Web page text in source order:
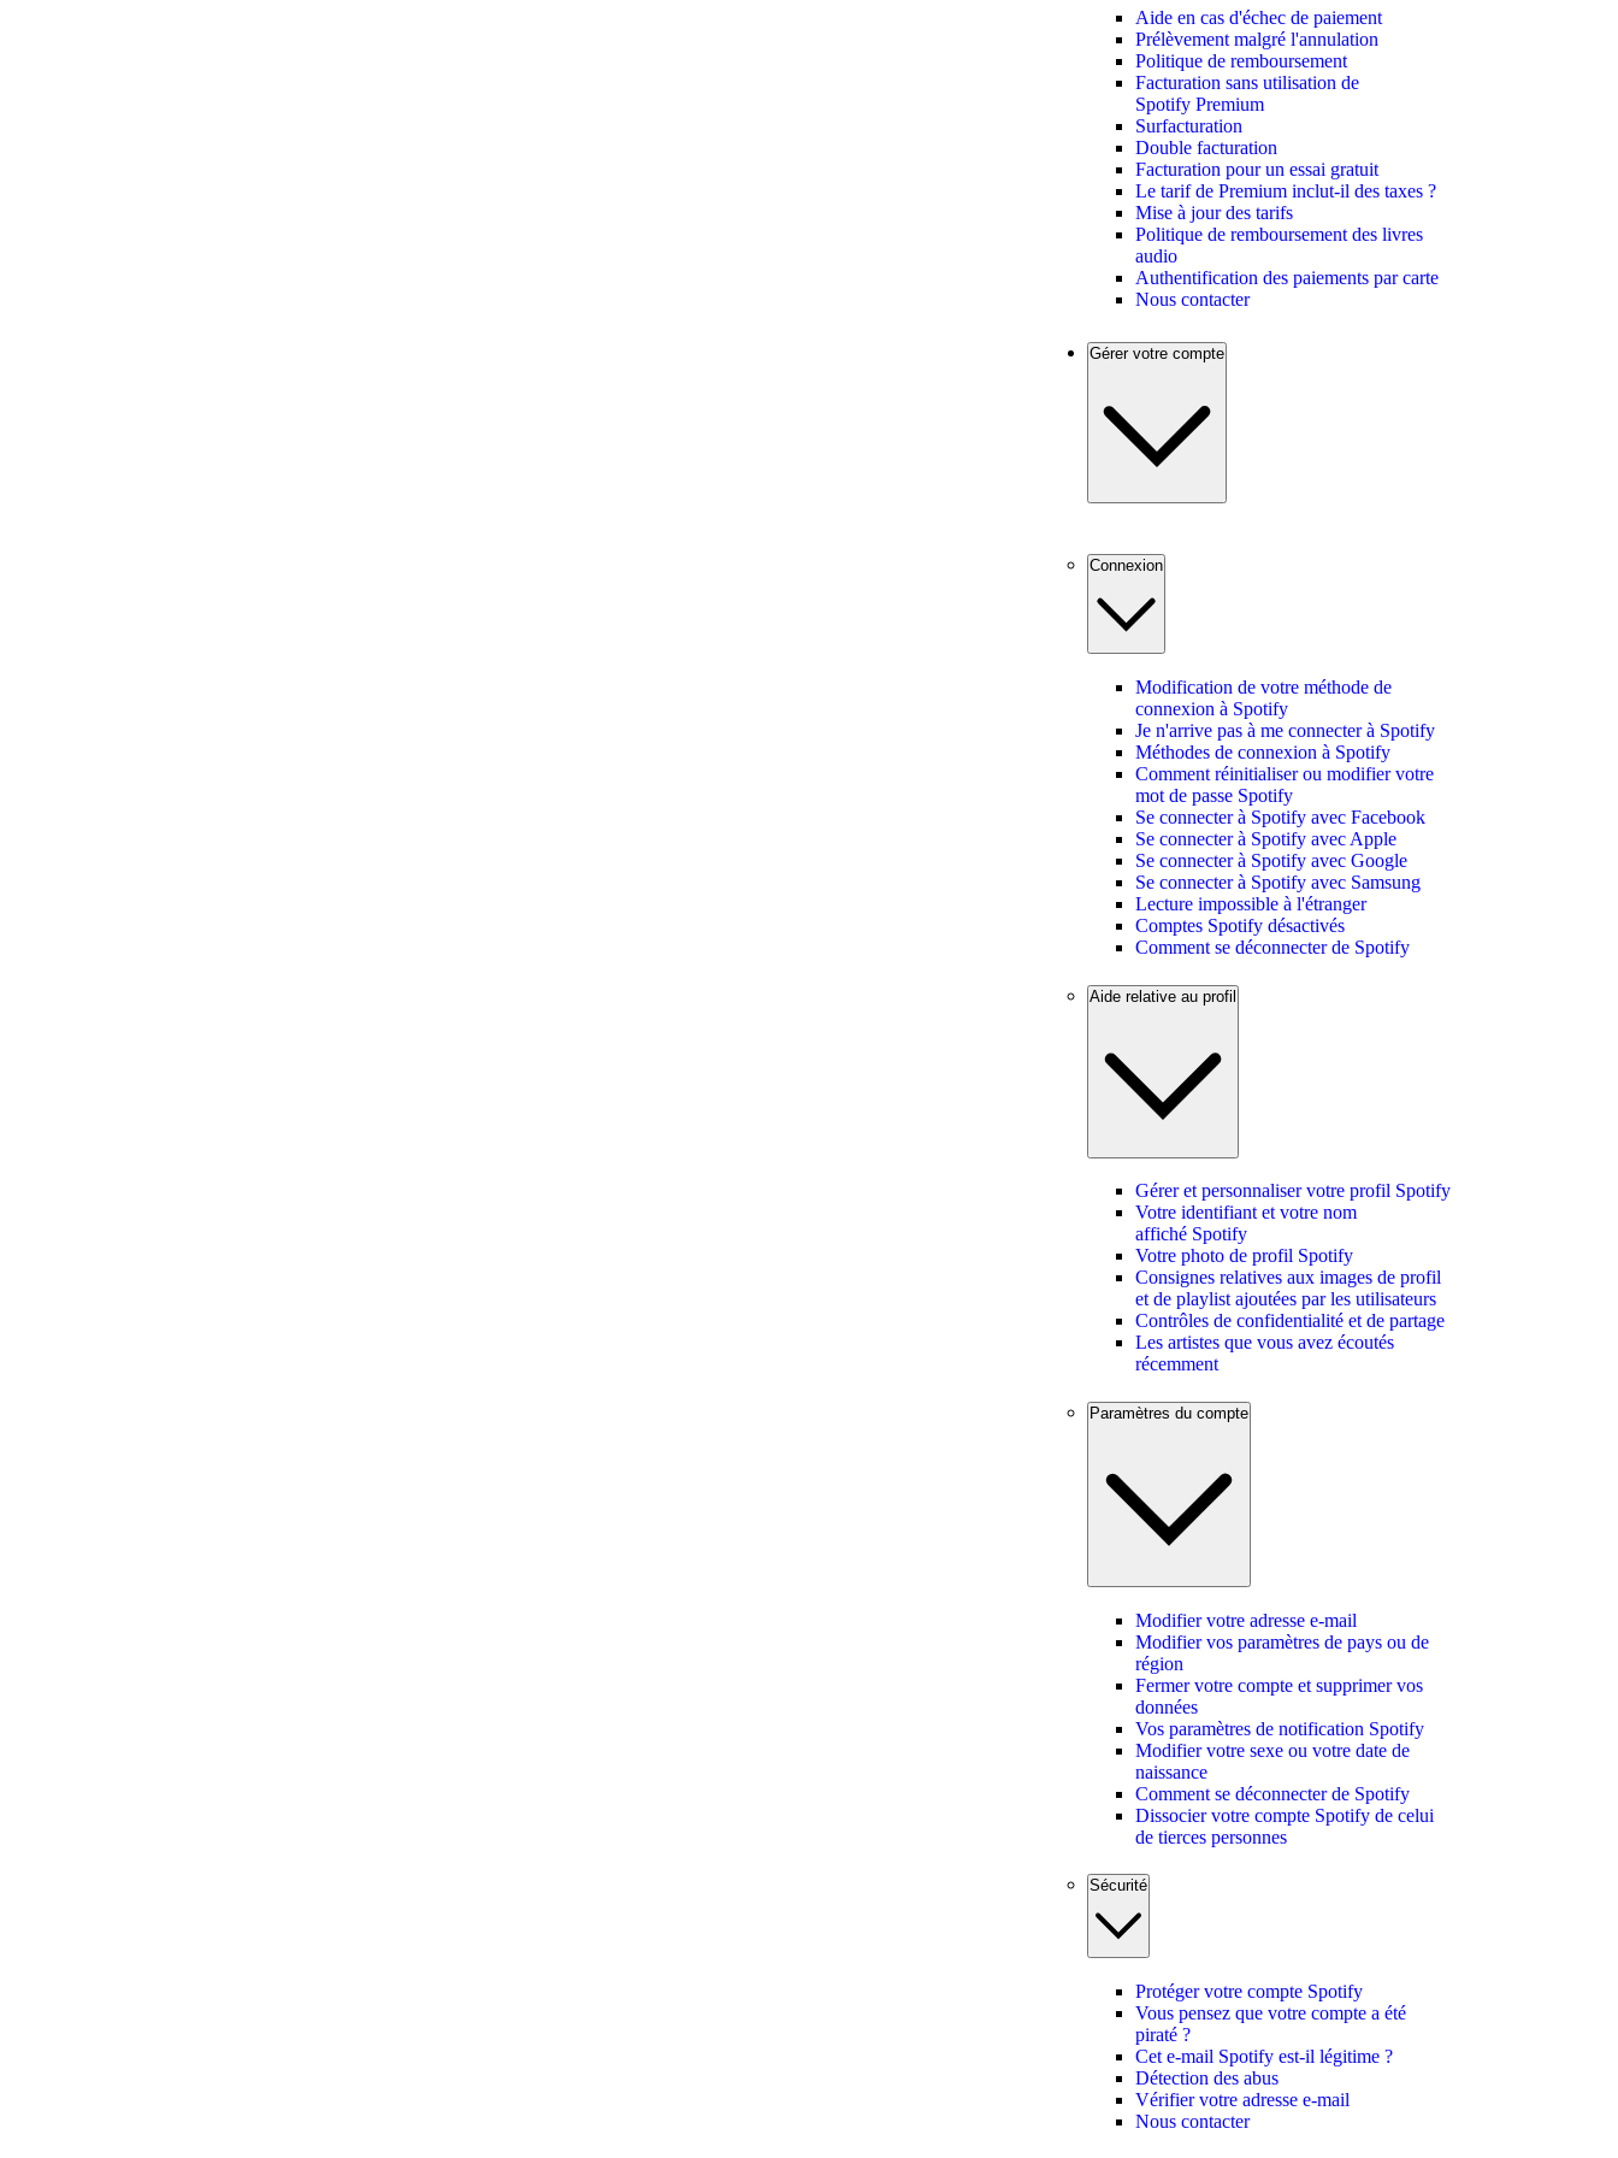
Aide en cas d'échec de paiement
Prélèvement malgré l'annulation
Politique de remboursement
Facturation sans utilisation de
Spotify Premium
Surfacturation
Double facturation
Facturation pour un essai gratuit
Le tarif de Premium inclut-il des taxes ?
Mise à jour des tarifs
Politique de remboursement des livres
audio
Authentification des paiements par carte
Nous contacter
Gérer votre compte
Connexion
Modification de votre méthode de
connexion à Spotify
Je n'arrive pas à me connecter à Spotify
Méthodes de connexion à Spotify
Comment réinitialiser ou modifier votre
mot de passe Spotify
Se connecter à Spotify avec Facebook
Se connecter à Spotify avec Apple
Se connecter à Spotify avec Google
Se connecter à Spotify avec Samsung
Lecture impossible à l'étranger
Comptes Spotify désactivés
Comment se déconnecter de Spotify
Aide relative au profil
Gérer et personnaliser votre profil Spotify
Votre identifiant et votre nom
affiché Spotify
Votre photo de profil Spotify
Consignes relatives aux images de profil
et de playlist ajoutées par les utilisateurs
Contrôles de confidentialité et de partage
Les artistes que vous avez écoutés
récemment
Paramètres du compte
Modifier votre adresse e-mail
Modifier vos paramètres de pays ou de
région
Fermer votre compte et supprimer vos
données
Vos paramètres de notification Spotify
Modifier votre sexe ou votre date de
naissance
Comment se déconnecter de Spotify
Dissocier votre compte Spotify de celui
de tierces personnes
Sécurité
Protéger votre compte Spotify
Vous pensez que votre compte a été
piraté ?
Cet e-mail Spotify est-il légitime ?
Détection des abus
Vérifier votre adresse e-mail
Nous contacter